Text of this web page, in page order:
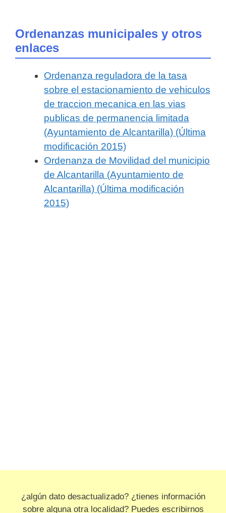
Ordenanzas municipales y otros
enlaces
Ordenanza reguladora de la tasa
sobre el estacionamiento de vehiculos
de traccion mecanica en las vias
publicas de permanencia limitada
(Ayuntamiento de Alcantarilla) (Última
modificación 2015)
Ordenanza de Movilidad del municipio
de Alcantarilla (Ayuntamiento de
Alcantarilla) (Última modificación
2015)
¿algún dato desactualizado? ¿tienes información
sobre alguna otra localidad? Puedes escribirnos